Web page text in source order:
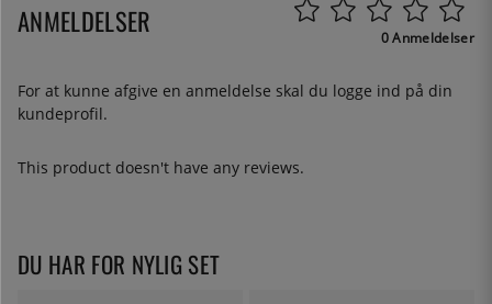
ANMELDELSER 0 Anmeldelser
For at kunne afgive en anmeldelse skal du logge ind på din
kundeprofil.
This product doesn't have any reviews.
DU HAR FOR NYLIG SET